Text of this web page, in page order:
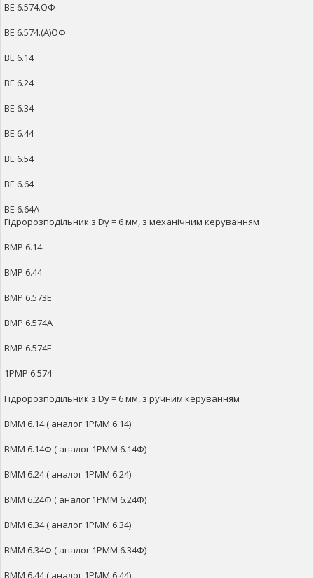
ВЕ 6.574.ОФ
ВЕ 6.574.(А)ОФ
ВЕ 6.14
ВЕ 6.24
ВЕ 6.34
ВЕ 6.44
ВЕ 6.54
ВЕ 6.64
ВЕ 6.64А
Гідророзподільник з Dy = 6 мм, з механічним керуванням
ВМР 6.14
ВМР 6.44
ВМР 6.573Е
ВМР 6.574А
ВМР 6.574Е
1РМР 6.574
Гідророзподільник з Dy = 6 мм, з ручним керуванням
ВММ 6.14 ( аналог 1РММ 6.14)
ВММ 6.14Ф ( аналог 1РММ 6.14Ф)
ВММ 6.24 ( аналог 1РММ 6.24)
ВММ 6.24Ф ( аналог 1РММ 6.24Ф)
ВММ 6.34 ( аналог 1РММ 6.34)
ВММ 6.34Ф ( аналог 1РММ 6.34Ф)
ВММ 6.44 ( аналог 1РММ 6.44)